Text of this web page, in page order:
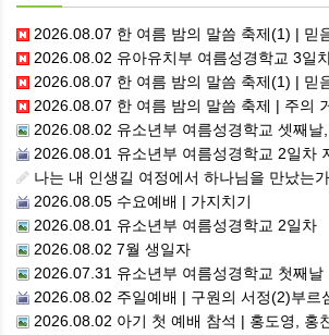
2026.08.07 한 여름 밤의 말씀 축제(1) | 믿
2026.08.02 유아유치부 여름성경학교 3일
2026.08.07 한 여름 밤의 말씀 축제(1) | 믿
2026.08.07 한 여름 밤의 말씀 축제 | 주의 거룩한 이름을
2026.08.02 유소년부 여름성경학교 셋째날
2026.08.01 유소년부 여름성경학교 2일차 저녁
나는 내 인생길 여정에서 하나님을 만났는가? 그렇다면 나의 삶은 어떠한가?
2026.08.05 수요예배 | 가지치기
2026.08.01 유소년부 여름성경학교 2일차
2026.08.02 7월 생일자
2026.07.31 유소년부 여름성경학교 첫째날
2026.08.02 주일예배 | 구원의 서정(2)부르심: 거절할 수
2026.08.02 아기 첫 예배 참석 | 홍도영, 홍찬영 아기(홍석진,